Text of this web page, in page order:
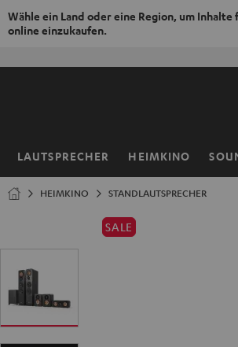
Wähle ein Land oder eine Region, um
online einzukaufen.
LAUTSPRECHER HEIMKINO
Startseite
HEIMKINO STANDLAUTSPRECHER
SALE